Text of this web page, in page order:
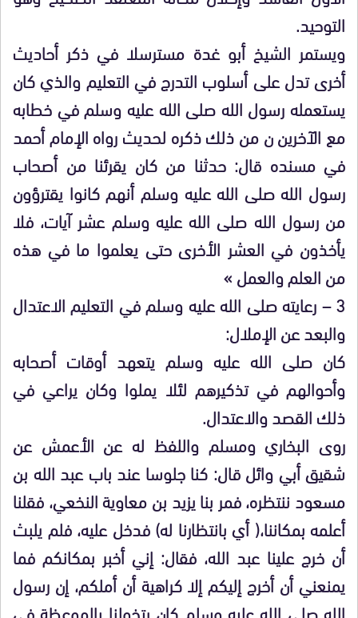
التوحيد.
ويستمر الشيخ أبو غدة مسترسلا في ذكر أحاديث
أخرى تدل على أسلوب التدرج في التعليم والذي كان
يستعمله رسول الله صلى الله عليه وسلم في خطابه
مع الآخرين ن من ذلك ذكره لحديث رواه الإمام أحمد
في مسنده قال: حدثنا من كان يقرئنا من أصحاب
رسول الله صلى الله عليه وسلم أنهم كانوا يقترؤون
من رسول الله صلى الله عليه وسلم عشر آيات، فلا
يأخذون في العشر الأخرى حتى يعلموا ما في هذه
من العلم والعمل »
3 – رعايته صلى الله عليه وسلم في التعليم الاعتدال
والبعد عن الإملال:
كان صلى الله عليه وسلم يتعهد أوقات أصحابه
وأحوالهم في تذكيرهم لئلا يملوا وكان يراعي في
ذلك القصد والاعتدال.
روى البخاري ومسلم واللفظ له عن الأعمش عن
شقيق أبي وائل قال: كنا جلوسا عند باب عبد الله بن
مسعود ننتظره، فمر بنا يزيد بن معاوية النخعي، فقلنا
أعلمه بمكاننا،( أي بانتظارنا له) فدخل عليه، فلم يلبث
أن خرج علينا عبد الله، فقال: إني أخبر بمكانكم فما
يمنعني أن أخرج إليكم إلا كراهية أن أملكم، إن رسول